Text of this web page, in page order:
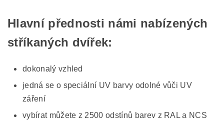
Hlavní přednosti námi nabízených
stříkaných dvířek:
dokonalý vzhled
jedná se o speciální UV barvy odolné vůči UV
záření
vybírat můžete z 2500 odstínů barev z RAL a NCS